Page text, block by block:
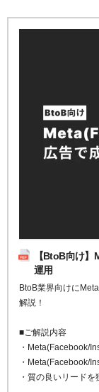
【BtoB向け
運用
BtoB業界向けに
解説！
■ご解説内容
・Meta(Facebook/
・Meta(Facebook/
・質の良いリード